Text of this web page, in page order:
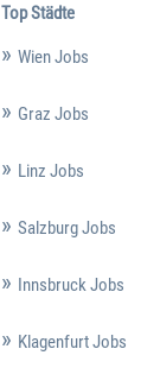
Top Städte
Wien Jobs
Graz Jobs
Linz Jobs
Salzburg Jobs
Innsbruck Jobs
Klagenfurt Jobs